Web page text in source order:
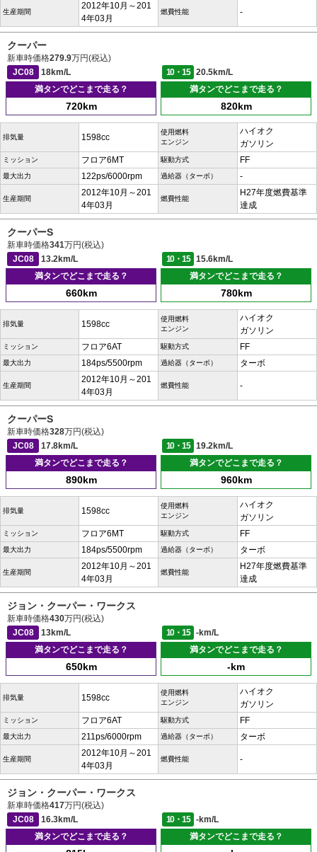
生産期間
2012年10月～201
4年03月
燃費性能 -
クーパー
新車時価格279.9万円(税込)
JC08
18km/L 10・15
20.5km/L
満タンでどこまで走る？
720km
満タンでどこまで走る？
820km
排気量 1598cc
使用燃料
エンジン
ハイオク
ガソリン
ミッション フロア6MT 駆動方式 FF
最大出力 122ps/6000rpm 過給器（ターボ） -
生産期間
2012年10月～201
4年03月
燃費性能
H27年度燃費基準
達成
クーパーS
新車時価格341万円(税込)
JC08
13.2km/L 10・15
15.6km/L
満タンでどこまで走る？
660km
満タンでどこまで走る？
780km
排気量 1598cc
使用燃料
エンジン
ハイオク
ガソリン
ミッション フロア6AT 駆動方式 FF
最大出力 184ps/5500rpm 過給器（ターボ） ターボ
生産期間
2012年10月～201
4年03月
燃費性能 -
クーパーS
新車時価格328万円(税込)
JC08
17.8km/L 10・15
19.2km/L
満タンでどこまで走る？
890km
満タンでどこまで走る？
960km
排気量 1598cc
使用燃料
エンジン
ハイオク
ガソリン
ミッション フロア6MT 駆動方式 FF
最大出力 184ps/5500rpm 過給器（ターボ） ターボ
生産期間
2012年10月～201
4年03月
燃費性能
H27年度燃費基準
達成
ジョン・クーパー・ワークス
新車時価格430万円(税込)
JC08
13km/L 10・15
-km/L
満タンでどこまで走る？
650km
満タンでどこまで走る？
-km
排気量 1598cc
使用燃料
エンジン
ハイオク
ガソリン
ミッション フロア6AT 駆動方式 FF
最大出力 211ps/6000rpm 過給器（ターボ） ターボ
生産期間
2012年10月～201
4年03月
燃費性能 -
ジョン・クーパー・ワークス
新車時価格417万円(税込)
JC08
16.3km/L 10・15
-km/L
満タンでどこまで走る？
満タンでどこまで走る？